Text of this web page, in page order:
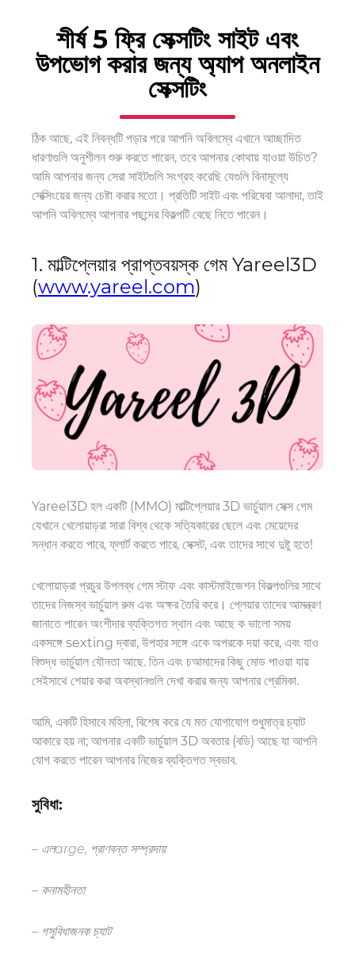
শীর্ষ 5 ফ্রি সেক্সটিং সাইটএবং
উপভোগ করার জন্য অ্যাপঅনলাইন
সেক্সটিং
ঠিক আছে, এই নিবন্ধটি পড়ার পরে আপনি অবিলম্বে এখানে আচ্ছাদিত
ধারণাগুলি অনুশীলন শুরু করতে পারেন, তবে আপনার কোথায় যাওয়া উচিত?
আমি আপনার জন্য সেরা সাইটগুলি সংগ্রহ করেছি যেগুলি বিনামূল্যে
সেক্সিংয়ের জন্য চেষ্টা করার মতো। প্রতিটি সাইট এবং পরিষেবা আলাদা, তাই
আপনি অবিলম্বে আপনার পছন্দের বিকল্পটি বেছে নিতে পারেন।
1. মাল্টিপ্লেয়ার প্রাপ্তবয়স্ক গেম Yareel3D
(www.yareel.com)
Yareel3D হল একটি (MMO) মাল্টিপ্লেয়ার 3D ভার্চুয়াল সেক্স গেম
যেখানে খেলোয়াড়রা সারা বিশ্ব থেকে সত্যিকারের ছেলে এবং মেয়েদের
সন্ধান করতে পারে, ফ্লার্ট করতে পারে, সেক্সট, এবং তাদের সাথে দুষ্টু হতে!
খেলোয়াড়রা প্রচুর উপলব্ধ গেম স্টাফ এবং কাস্টমাইজেশন বিকল্পগুলির সাথে
তাদের নিজস্ব ভার্চুয়াল রুম এবং অক্ষর তৈরি করে। প্লেয়ার তাদের আমন্ত্রণ
জানাতে পারেন অংশীদারব্যক্তিগত স্থান এবং আছে ক ভালো সময়
একসঙ্গে sexting দ্বারা, উপহার সঙ্গে একে অপরকে দয়া করে, এবং যাও
বিশুদ্ধ ভার্চুয়াল যৌনতা আছে. তিন এবং চআমাদের কিছু মোড পাওয়া যায়
সেইসাথে শেয়ার করা অবস্থানগুলি দেখা করার জন্য আপনার প্রেমিকা.
আমি, একটি হিসাবেমহিলা, বিশেষ করে যে মত যোগাযোগ শুধুমাত্র চ্যাট
আকারে হয় না; আপনার একটি ভার্চুয়াল 3D অবতার (বডি) আছে যা আপনি
যোগ করতে পারেন আপনার নিজের ব্যক্তিগত স্বভাব.
সুবিধা:
– এলarge, প্রাণবন্ত সম্প্রদায়
– কনামহীনতা
– গসুবিধাজনক চ্যাট